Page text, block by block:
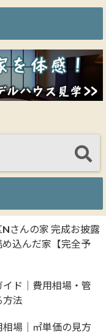
さんの家 完成お披露
込んだ家【完全予
ド｜費用相場・管
方法
場｜㎡単価の見方